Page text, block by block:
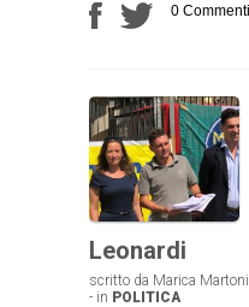
0 Commenti
Leonardi
scritto da Marica
- in POLITICA